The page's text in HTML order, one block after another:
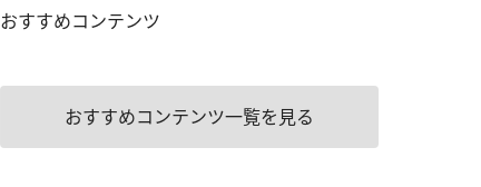
おすすめコンテンツ
おすすめコンテンツ一覧を見る